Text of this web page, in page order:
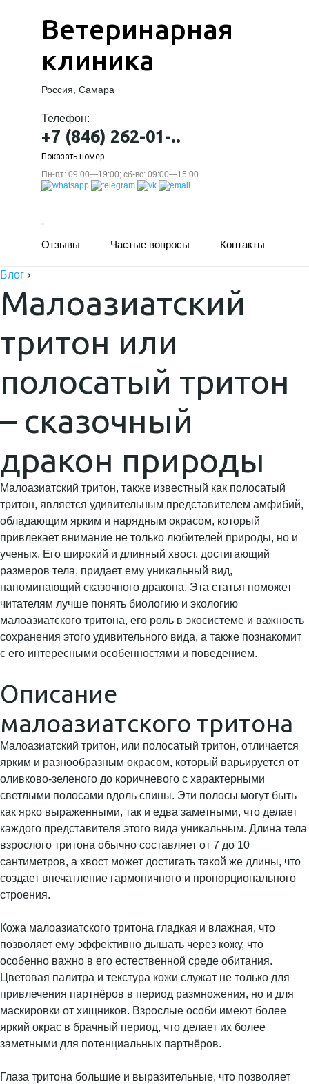
Ветеринарная
клиника
Россия, Самара
Телефон:
+7 (846) 262-01-..
Показать номер
Пн-пт: 09:00—19:00; сб-вс: 09:00—15:00
Отзывы Частые вопросы Контакты
Блог ›
Малоазиатский
тритон или
полосатый тритон
– сказочный
дракон природы
Малоазиатский тритон, также известный как полосатый
тритон, является удивительным представителем амфибий,
обладающим ярким и нарядным окрасом, который
привлекает внимание не только любителей природы, но и
ученых. Его широкий и длинный хвост, достигающий
размеров тела, придает ему уникальный вид,
напоминающий сказочного дракона. Эта статья поможет
читателям лучше понять биологию и экологию
малоазиатского тритона, его роль в экосистеме и важность
сохранения этого удивительного вида, а также познакомит
с его интересными особенностями и поведением.
Описание
малоазиатского тритона
Малоазиатский тритон, или полосатый тритон, отличается
ярким и разнообразным окрасом, который варьируется от
оливково-зеленого до коричневого с характерными
светлыми полосами вдоль спины. Эти полосы могут быть
как ярко выраженными, так и едва заметными, что делает
каждого представителя этого вида уникальным. Длина тела
взрослого тритона обычно составляет от 7 до 10
сантиметров, а хвост может достигать такой же длины, что
создает впечатление гармоничного и пропорционального
строения.
Кожа малоазиатского тритона гладкая и влажная, что
позволяет ему эффективно дышать через кожу, что
особенно важно в его естественной среде обитания.
Цветовая палитра и текстура кожи служат не только для
привлечения партнёров в период размножения, но и для
маскировки от хищников. Взрослые особи имеют более
яркий окрас в брачный период, что делает их более
заметными для потенциальных партнёров.
Глаза тритона большие и выразительные, что позволяет